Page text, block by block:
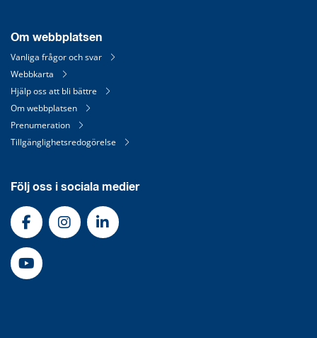
Om webbplatsen
Vanliga frågor och svar
Webbkarta
Hjälp oss att bli bättre
Om webbplatsen
Prenumeration
Tillgänglighetsredogörelse
Följ oss i sociala medier